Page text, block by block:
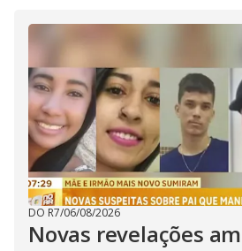
DO R7/06/08/2026
Novas revelações